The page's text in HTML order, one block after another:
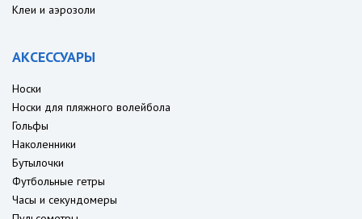
Клеи и аэрозоли
АКСЕССУАРЫ
Носки
Носки для пляжного волейбола
Гольфы
Наколенники
Бутылочки
Футбольные гетры
Часы и секундомеры